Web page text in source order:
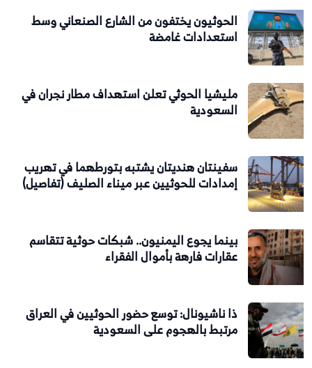
الحوثيون يختفون من الشارع الصنعاني وسط
استعدادات غامضة
مليشيا الحوثي تعلن استهداف مطار نجران في
السعودية
سفينتان هنديتان يشتبه بتورطهما في تهريب
إمدادات للحوثيين عبر ميناء الصليف (تفاصيل)
بينما يجوع اليمنيون.. شبكات حوثية تتقاسم
عقارات فارهة بأموال الفقراء
ذا ناشيونال: توسع حضور الحوثيين في العراق
مرتبط بالهجوم على السعودية